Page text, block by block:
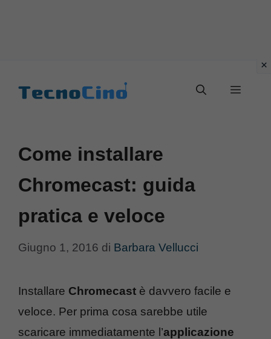
Menu
Come installare
Chromecast: guida
pratica e veloce
Giugno 1, 2016 di Barbara Vellucci
Installare Chromecast è davvero facile e
veloce. Per prima cosa sarebbe utile
scaricare immediatamente l’applicazione